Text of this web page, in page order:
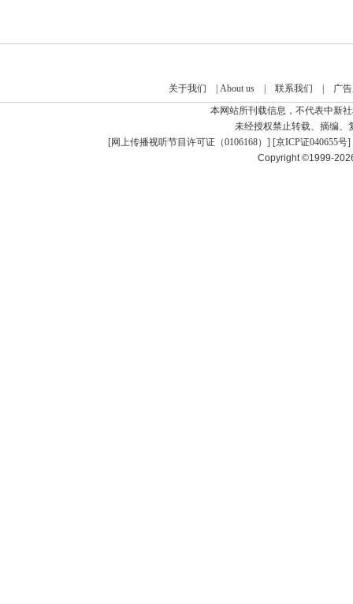
关于我们 About us| 联系我们
广
本网站所刊载信息，不代表中新
未经授权禁止转载、摘编、
[网上传播视听节目许可证（0106168） ] [京ICP证040655号]
Copyright ©1999-